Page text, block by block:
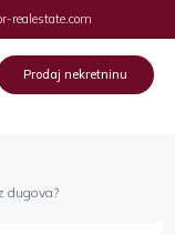
realestate.com
Prodaj nekretninu
dugova?